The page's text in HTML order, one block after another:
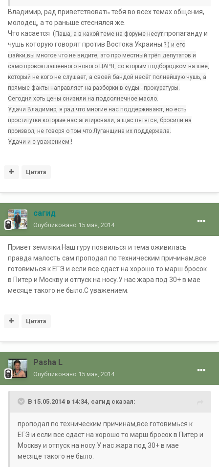
Владимир, рад приветствовать тебя во всех темах общения,
молодец, а то раньше стеснялся же.
Что касается ( Паша, а в какой теме на форуме несут пропаганду и
чушь которую говорят против Востока Украины. ? ) и его
шайки,вы многое что не видите, это про местный трёп депутатов и
само провозглашённого нового ЦАРЯ, со вторым подбородком на шее,
который не кого не слушает, а своей бандой несёт полнейшую чушь, а
прямые факты направляет на разборки в суды - прокуратуры.
Сегодня хоть цены снизили на подсолнечное масло.
Удачи Владимир, я рад что многие нас поддерживают, но есть
проститутки которые нас агитировали, а щас пятятся, бросили на
произвол, не говоря о том что Луганщина их поддержала.
Удачи и с уважением !
Цитата
сагид
Опубликовано 15 мая, 2014
Привет земляки.Наш гуру появилься и тема оживилась
правда малость сам проподал по техническим причинам,все
готовимься к ЕГЭ и если все сдаст на хорошо то марш бросок
в Питер и Москву и отпуск на носу.У нас жара под 30+ в мае
месяце такого не было.С уважением.
Цитата
Pasha L
Опубликовано 15 мая, 2014
В 15.05.2014 в 14:34, сагид сказал:
проподал по техническим причинам,все готовимься к
ЕГЭ и если все сдаст на хорошо то марш бросок в Питер и
Москву и отпуск на носу.У нас жара под 30+ в мае
месяце такого не было.